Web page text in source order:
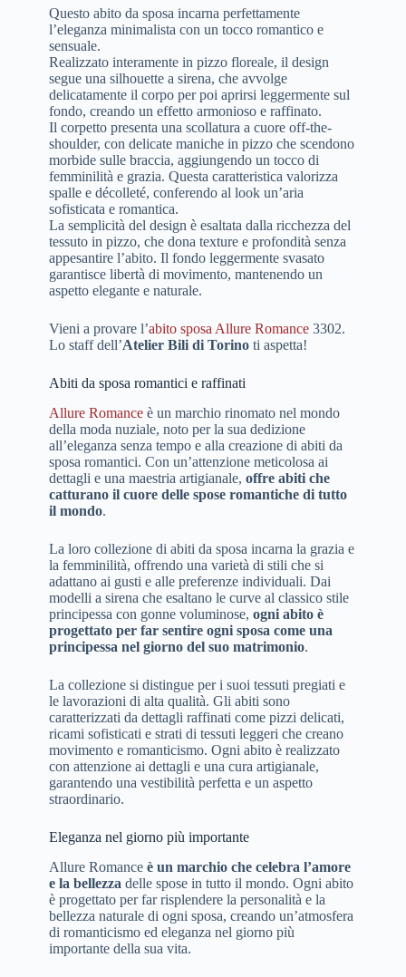
Questo abito da sposa incarna perfettamente
l’eleganza minimalista con un tocco romantico e
sensuale.
Realizzato interamente in pizzo floreale, il design
segue una silhouette a sirena, che avvolge
delicatamente il corpo per poi aprirsi leggermente sul
fondo, creando un effetto armonioso e raffinato.
Il corpetto presenta una scollatura a cuore off-the-
shoulder, con delicate maniche in pizzo che scendono
morbide sulle braccia, aggiungendo un tocco di
femminilità e grazia. Questa caratteristica valorizza
spalle e décolleté, conferendo al look un’aria
sofisticata e romantica.
La semplicità del design è esaltata dalla ricchezza del
tessuto in pizzo, che dona texture e profondità senza
appesantire l’abito. Il fondo leggermente svasato
garantisce libertà di movimento, mantenendo un
aspetto elegante e naturale.
Vieni a provare l’abito sposa Allure Romance3302.
Lo staff dell’Atelier Bili di Torinoti aspetta!
Abiti da sposa romantici e raffinati
Allure Romanceè un marchio rinomato nel mondo
della moda nuziale, noto per la sua dedizione
all’eleganza senza tempo e alla creazione di abiti da
sposa romantici. Con un’attenzione meticolosa ai
dettagli e una maestria artigianale, offre abiti che
catturano il cuore delle spose romantiche di tutto
il mondo.
La loro collezione di abiti da sposa incarna la grazia e
la femminilità, offrendo una varietà di stili che si
adattano ai gusti e alle preferenze individuali. Dai
modelli a sirena che esaltano le curve al classico stile
principessa con gonne voluminose, ogni abito è
progettato per far sentire ogni sposa come una
principessa nel giorno del suo matrimonio.
La collezione si distingue per i suoi tessuti pregiati e
le lavorazioni di alta qualità. Gli abiti sono
caratterizzati da dettagli raffinati come pizzi delicati,
ricami sofisticati e strati di tessuti leggeri che creano
movimento e romanticismo. Ogni abito è realizzato
con attenzione ai dettagli e una cura artigianale,
garantendo una vestibilità perfetta e un aspetto
straordinario.
Eleganza nel giorno più importante
Allure Romance è un marchio che celebra l’amore
e la bellezza delle spose in tutto il mondo. Ogni abito
è progettato per far risplendere la personalità e la
bellezza naturale di ogni sposa, creando un’atmosfera
di romanticismo ed eleganza nel giorno più
importante della sua vita.